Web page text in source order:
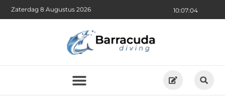
10:07:05
Zaterdag 8 Augustus 2026